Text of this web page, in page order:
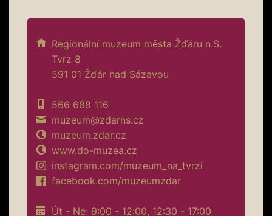
Regionální muzeum města Žďáru n.S.
Tvrz 8
591 01 Žďár nad Sázavou
566 688 116
muzeum@zdarns.cz
muzeum.zdar.cz
www.do-muzea.cz
instagram.com/muzeum_na_tvrzi
facebook.com/muzeumzdar
Út - Ne: 9:00 - 12:00, 12:30 - 17:00